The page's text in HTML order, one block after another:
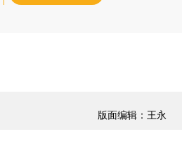
版面编辑：王永